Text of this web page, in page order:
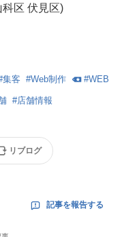
区 伏見区)
集客 #Web制作 #WEB
#店舗情報
リブログ
記事を報告する